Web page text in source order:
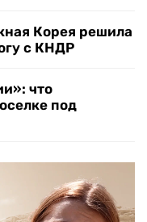
Корея решила
с КНДР
что
под